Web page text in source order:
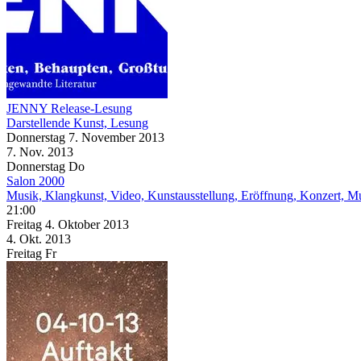
JENNY Release-Lesung
Darstellende Kunst, Lesung
Donnerstag 7. November 2013
7. Nov. 2013
Donnerstag Do
Salon 2000
Musik, Klangkunst, Video, Kunstausstellung, Eröffnung, Konzert,
21:00
Freitag 4. Oktober 2013
4. Okt. 2013
Freitag Fr